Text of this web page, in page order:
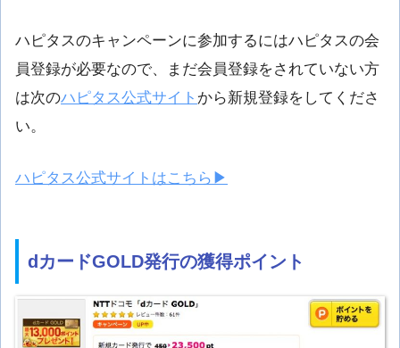
ハピタスのキャンペーンに参加するにはハピタスの会
員登録が必要なので、まだ会員登録をされていない方
は次のハピタス公式サイト から新規登録をしてくださ
い。
ハピタス公式サイトはこちら▶
dカードGOLD発行の獲得ポイント